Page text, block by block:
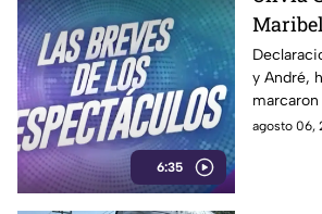
6:35
hijo de
y André,
marcaron
agosto 06,